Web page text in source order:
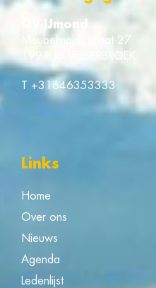
OV IJmond
Meubelmakerstraat 27
1991 JD VELSERBROEK
T +31646353333
Links
Home
Over ons
Nieuws
Agenda
Ledenlijst